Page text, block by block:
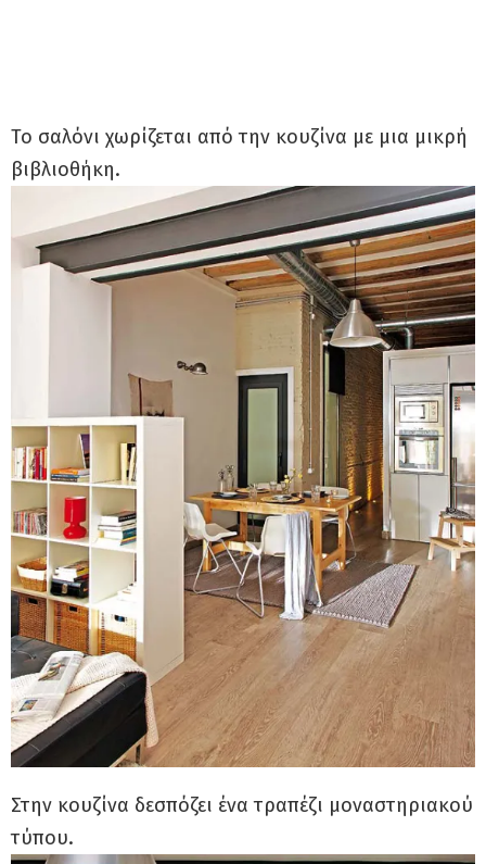
Το σαλόνι χωρίζεται από την κουζίνα με μια μικρή
βιβλιοθήκη.
Στην κουζίνα δεσπόζει ένα τραπέζι μοναστηριακού
τύπου.